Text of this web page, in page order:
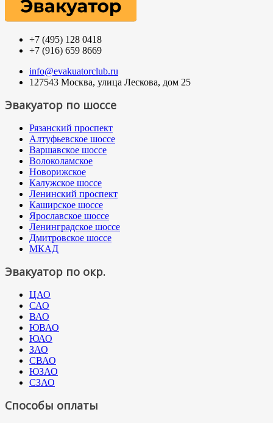
+7 (495) 128 0418
+7 (916) 659 8669
info@evakuatorclub.ru
127543 Москва, улица Лескова, дом 25
Эвакуатор по шоссе
Рязанский проспект
Алтуфьевское шоссе
Варшавское шоссе
Волоколамское
Новорижское
Калужское шоссе
Ленинский проспект
Каширское шоссе
Ярославское шоссе
Ленинградское шоссе
Дмитровское шоссе
МКАД
Эвакуатор по окр.
ЦАО
САО
ВАО
ЮВАО
ЮАО
ЗАО
СВАО
ЮЗАО
СЗАО
Способы оплаты